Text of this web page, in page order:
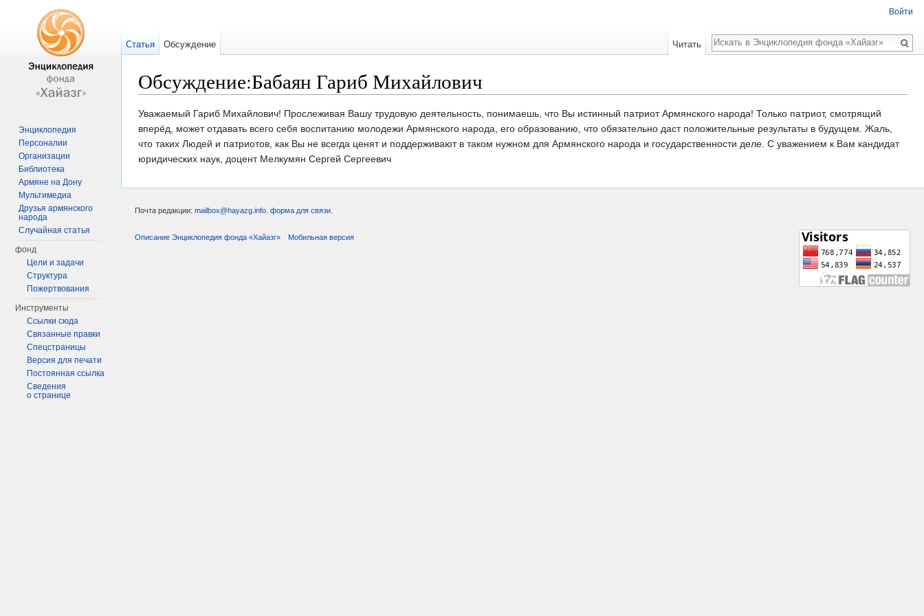
Обсуждение:Бабаян Гариб Михайлович
Уважаемый Гариб Михайлович! Прослеживая Вашу трудовую деятельность, понимаешь, что Вы истинный патриот Армянского народа! Только патриот, смотрящий
вперёд, может отдавать всего себя воспитанию молодежи Армянского народа, его образованию, что обязательно даст положительные результаты в будущем. Жаль,
что таких Людей и патриотов, как Вы не всегда ценят и поддерживают в таком нужном для Армянского народа и государственности деле. С уважением к Вам кандидат
юридических наук, доцент Мелкумян Сергей Сергеевич
Войти
Статья Обсуждение Читать
Поиск
Энциклопедия
Персоналии
Организации
Библиотека
Армяне на Дону
Мультимедиа
Друзья армянского
народа
Случайная статья
фонд
Цели и задачи
Структура
Пожертвования
Инструменты
Ссылки сюда
Связанные правки
Спецстраницы
Версия для печати
Постоянная ссылка
Сведения
о странице
Почта редакции: mailbox@hayazg.info форма для связи
Описание Энциклопедия фонда «Хайазг» Мобильная версия